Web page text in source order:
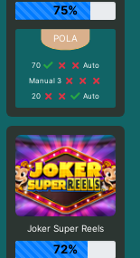
75%
70
Auto
Manual 3
20
Auto
Joker Super Reels
72%